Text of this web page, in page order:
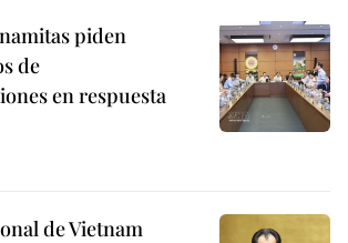
piden
de
en respuesta
de Vietnam